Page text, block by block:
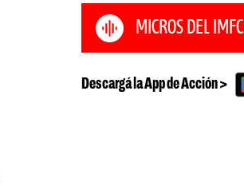
MICROS DEL IMFC
Descargá la App de Acción >